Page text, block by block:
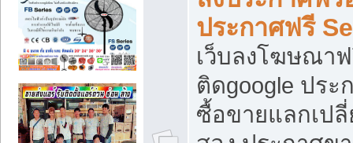
ประกาศฟรี
เว็บลงโฆษณา
ติดgoogle ปร
ซื้อขายแลกเป